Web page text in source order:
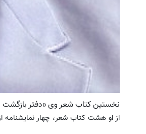
نخستین کتاب شعر وی «دفتر بازگشت به سرزمین مادری» (۱۹۳۹)
از او هشت کتاب شعر، چهار